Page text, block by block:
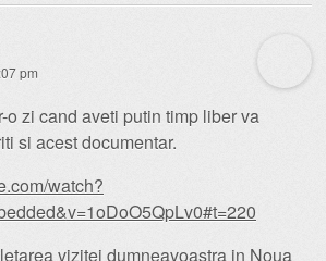
pm
o zi cand aveti putin timp liber va
si acest documentar.
watch?
vizitei dumneavoastra in Noua